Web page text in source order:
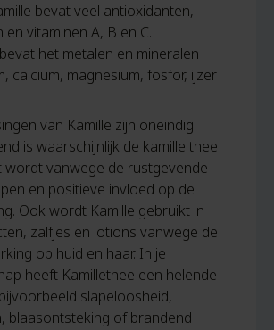
bevat veel antioxidanten,
vitaminen A, B en C.
het metalen en mineralen
calcium, magnesium, fosfor, ijzer
van Kamille zijn oneindig.
is waarschijnlijk de kamille thee
wordt vanwege de rustgevende
en positieve invloed op de
Ook wordt Kamille gebruikt in
zalfjes en lotions vanwege de
op huid en haar. In je
heeft Kamillethee een helende
slapeloosheid,
blaasontsteking of brandend